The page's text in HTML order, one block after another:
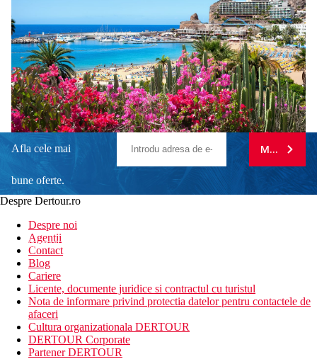
Afla cele mai
bune oferte.
newsletter!
MA
Despre Dertour.ro
Despre noi
Agentii
Contact
Blog
Cariere
Licente, documente juridice si contractul cu turistul
Nota de informare privind protectia datelor pentru contactele de
afaceri
Cultura organizationala DERTOUR
DERTOUR Corporate
Partener DERTOUR